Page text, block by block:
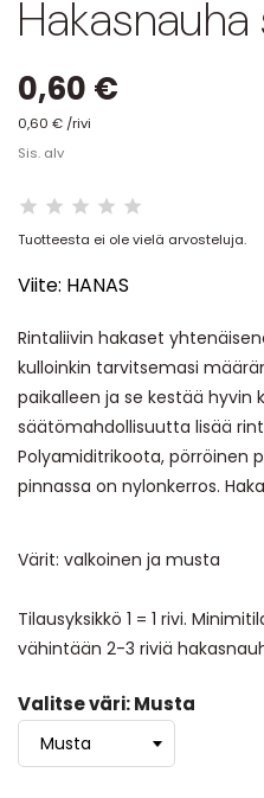
0,60 €
0,60 € /rivi
Sis. alv
Tuotteesta ei ole vielä arvosteluja.
Viite: HANAS
Rintaliivin hakaset
kulloinkin tarvitsemasi
paikalleen ja se kestää hyvin
säätömahdollisuutta lisää
Polyamiditrikoota, pörröinen
pinnassa on nylonkerros.
Värit: valkoinen ja musta
Tilausyksikkö 1 = 1 rivi.
vähintään 2-3 riviä
Valitse väri: Musta